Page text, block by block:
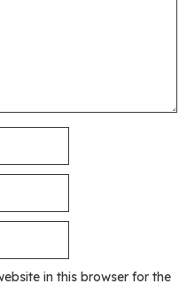
in this browser for the